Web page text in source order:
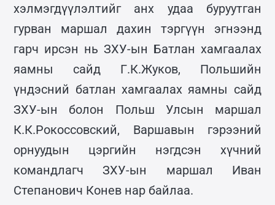
хэлмэгдүүлэлтийг анх удаа буруутган
гурван маршал дахин тэргүүн эгнээнд
гарч ирсэн нь ЗХУ-ын Батлан хамгаалах
яамны сайд Г.К.Жуков, Польшийн
үндэсний батлан хамгаалах яамны сайд
ЗХУ-ын болон Польш Улсын маршал
К.К.Рокоссовский, Варшавын гэрээний
орнуудын цэргийн нэгдсэн хүчний
командлагч ЗХУ-ын маршал Иван
Степанович Конев нар байлаа.